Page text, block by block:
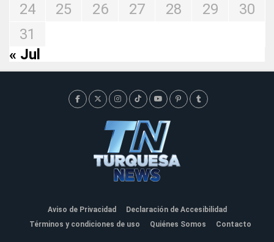
24
25 26 27 28 29
30
31
« Jul
Aviso de Privacidad
Declaración de Accesibilidad
Términos y condiciones de uso
Quiénes Somos Contacto